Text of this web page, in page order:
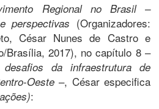
Regional no Brasil –
perspectivas (Organizadores:
César Nunes de Castro e
Brasília, 2017), no capítulo 8 –
da infraestrutura de
Oeste –, César especifica
: